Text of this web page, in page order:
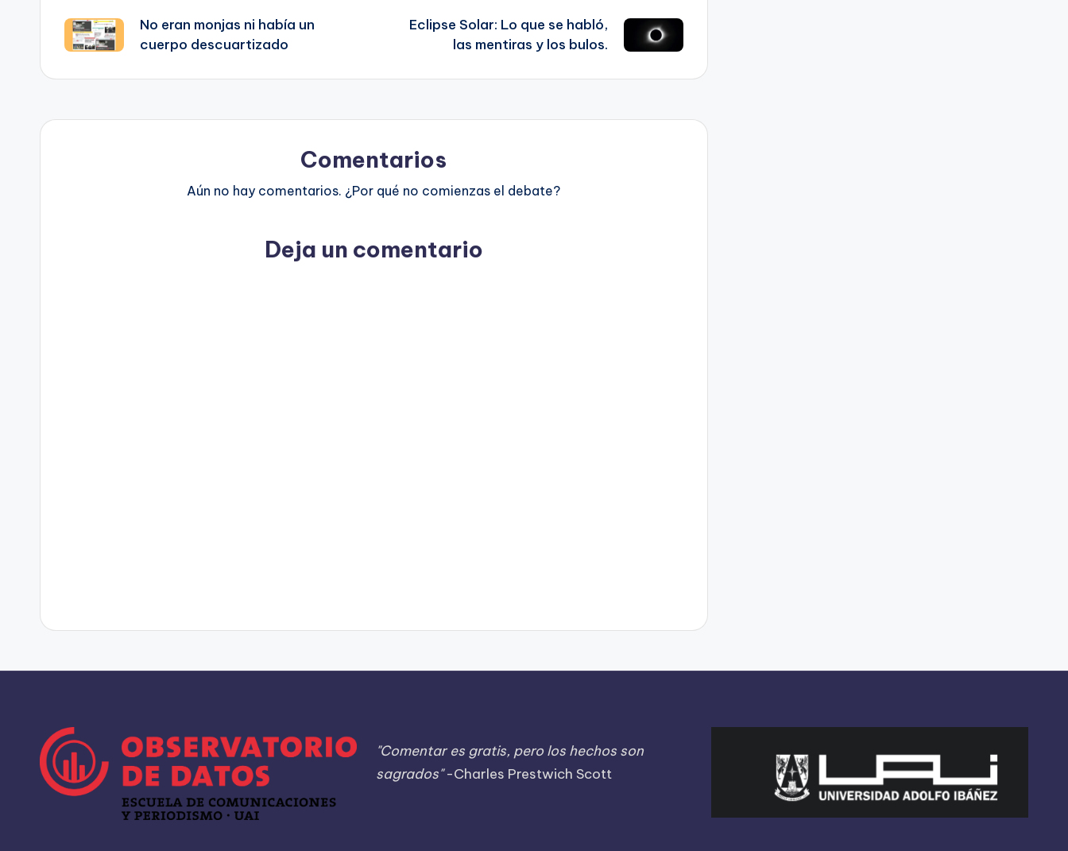
de
entradas
No eran monjas ni había un
cuerpo descuartizado
Eclipse Solar: Lo que se habló,
las mentiras y los bulos.
Comentarios
Aún no hay comentarios. ¿Por qué no comienzas el debate?
Deja un comentario
"Comentar es gratis, pero los hechos son
sagrados"-Charles Prestwich Scott